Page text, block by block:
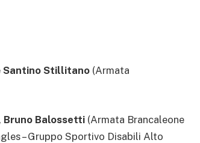
Santino Stillitano (Armata
Bruno Balossetti (Armata Brancaleone
– Gruppo Sportivo Disabili Alto